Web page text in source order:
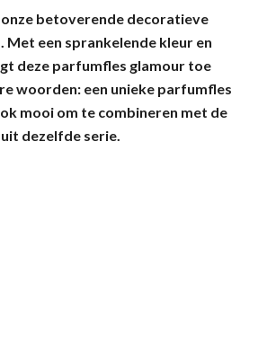
betoverende decoratieve
een sprankelende kleur en
deze parfumfles glamour toe
woorden: een unieke parfumfles
mooi om te combineren met de
dezelfde serie.